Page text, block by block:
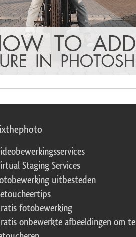
Staging Services
uitbesteden
fotobewerking
onbewerkte afbeeldingen om te